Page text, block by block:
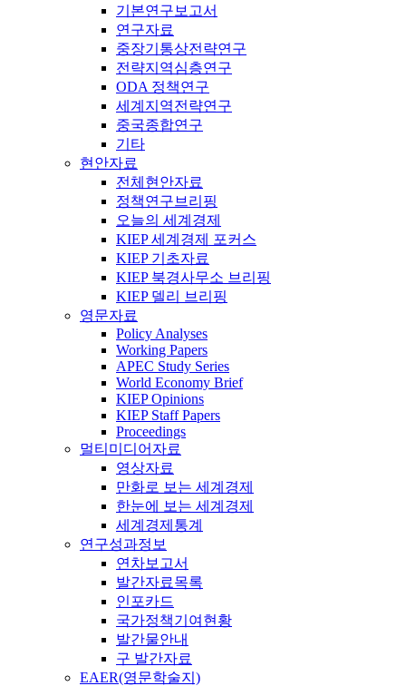
기본연구보고서
연구자료
중장기통상전략연구
전략지역심층연구
ODA 정책연구
세계지역전략연구
중국종합연구
기타
현안자료
전체현안자료
정책연구브리핑
오늘의 세계경제
KIEP 세계경제 포커스
KIEP 기초자료
KIEP 북경사무소 브리핑
KIEP 델리 브리핑
영문자료
Policy Analyses
Working Papers
APEC Study Series
World Economy Brief
KIEP Opinions
KIEP Staff Papers
Proceedings
멀티미디어자료
영상자료
만화로 보는 세계경제
한눈에 보는 세계경제
세계경제통계
연구성과정보
연차보고서
발간자료목록
인포카드
국가정책기여현황
발간물안내
구 발간자료
EAER(영문학술지)